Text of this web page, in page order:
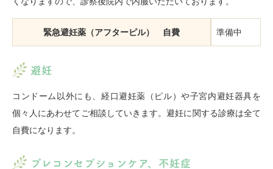
緊急避妊薬（アフターピル） 自費 準備中
避妊
コンドーム以外にも、経口避妊薬（ピル）や子宮内避妊器具を
個々人にあわせてご相談していきます。避妊に関する診療は全て
自費になります。
プレコンセプションケア、不妊症